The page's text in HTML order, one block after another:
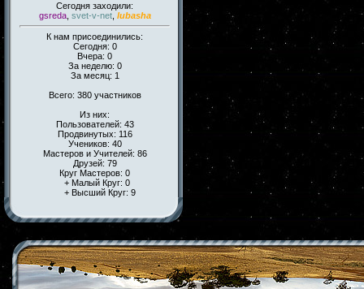
Сегодня заходили:
gsreda, svet-v-net, lubasha
К нам присоединились:
Сегодня: 0
Вчера: 0
За неделю: 0
За месяц: 1
Всего: 380 участников
Из них:
Пользователей: 43
Продвинутых: 116
Учеников: 40
Мастеров и Учителей: 86
Друзей: 79
Круг Мастеров: 0
+ Малый Круг: 0
+ Высший Круг: 9